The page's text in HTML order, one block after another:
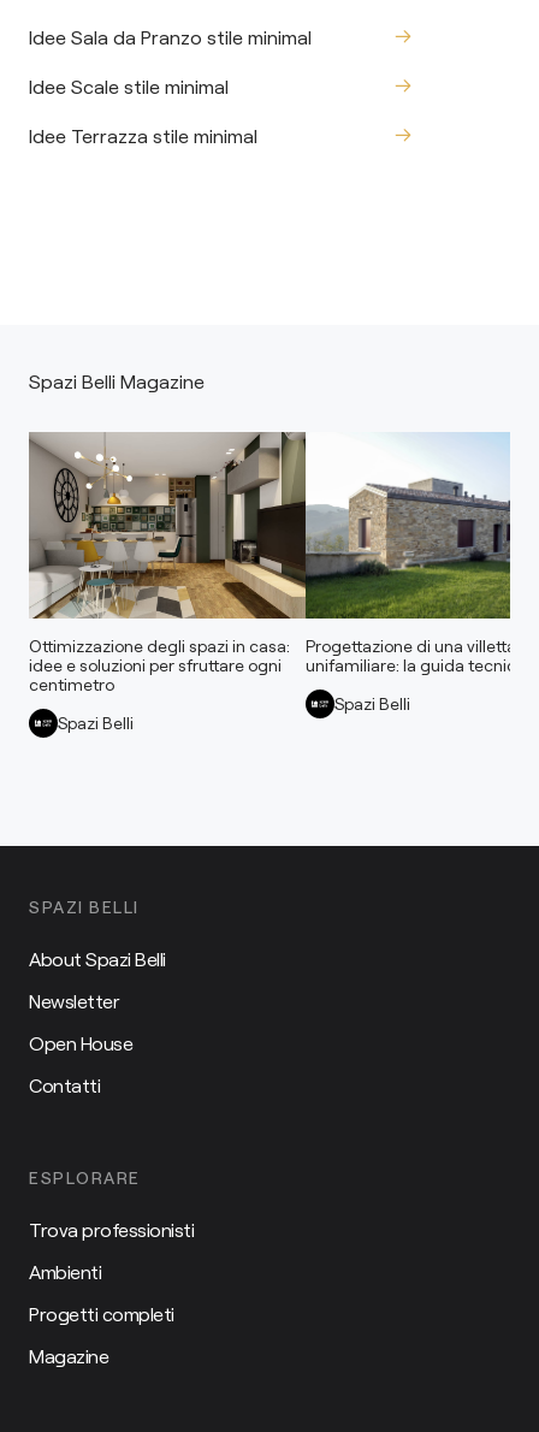
Idee Sala da Pranzo stile minimal
Idee Scale stile minimal
Idee Terrazza stile minimal
Spazi Belli Magazine
Ottimizzazione degli spazi in casa:
idee e soluzioni per sfruttare ogni
centimetro
Spazi Belli
Progettazione di una villetta
unifamiliare: la guida tecnica
Spazi Belli
SPAZI BELLI
About Spazi Belli
Newsletter
Open House
Contatti
ESPLORARE
Trova professionisti
Ambienti
Progetti completi
Magazine